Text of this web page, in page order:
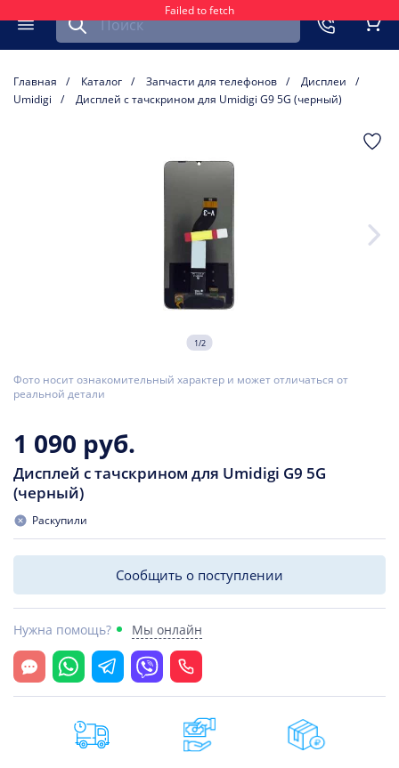
Failed to fetch
Меню
Найти запчасть для мобильного устройства
Главная Каталог Запчасти для телефонов
Дисплеи
Umidigi
Дисплей с тачскрином для Umidigi G9 5G (черный)
1/2
Фото носит ознакомительный характер и может отличаться от
реальной детали
1 090 руб.
Дисплей с тачскрином для Umidigi G9 5G
(черный)
Раскупили
Сообщить о поступлении
Нужна помощь? Мы онлайн
Открыть чат
WhatsappTelegramViber Позвонить